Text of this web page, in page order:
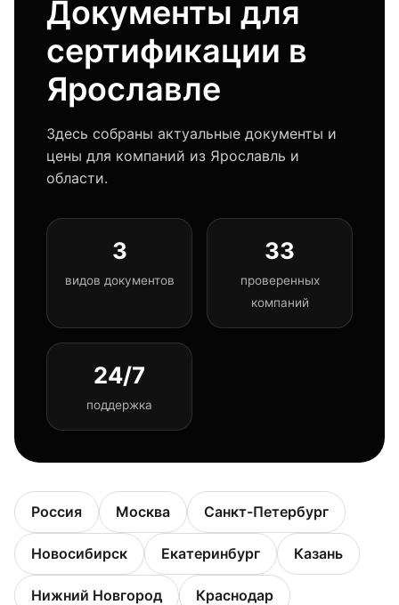
Документы для
сертификации в
Ярославле
Здесь собраны актуальные документы и
цены для компаний из Ярославль и
области.
3
видов документов
33
проверенных
компаний
24/7
поддержка
Россия Москва Санкт-Петербург
Новосибирск Екатеринбург Казань
Нижний Новгород Краснодар